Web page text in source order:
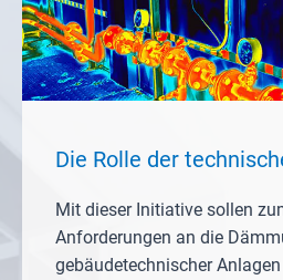
Die Rolle der
Mit dieser Initiative sollen
Anforderungen an die
gebäudetechnischer